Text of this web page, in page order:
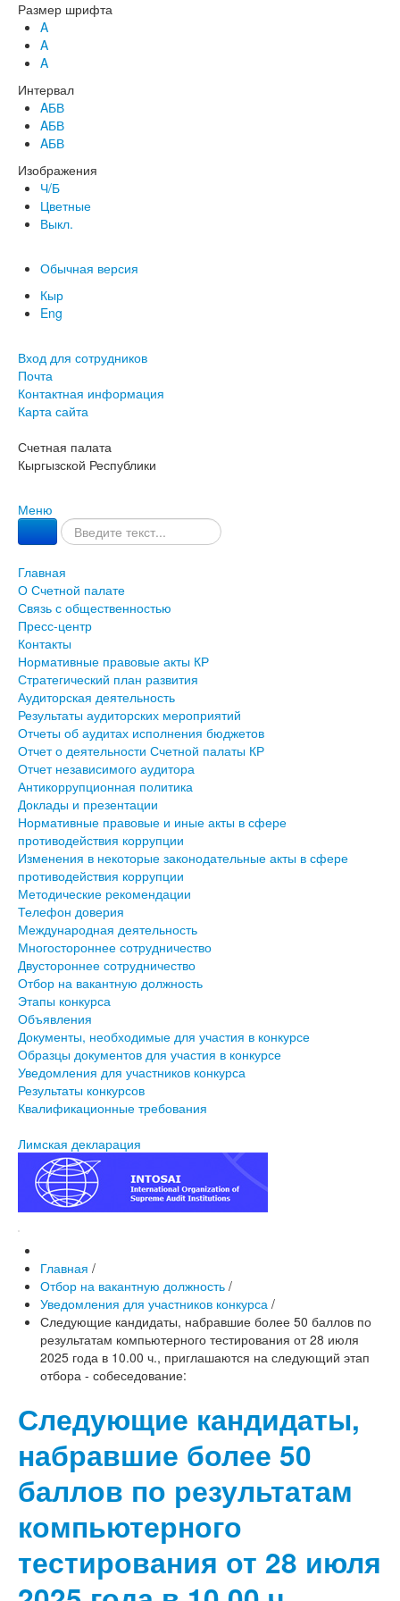
Размер шрифта
A
A
A
Интервал
AБВ
AБВ
AБВ
Изображения
Ч/Б
Цветные
Выкл.
Обычная версия
Кыр
Eng
Вход для сотрудников
Почта
Контактная информация
Карта сайта
Счетная палата
Кыргызской Республики
Меню
Главная
О Счетной палате
Связь с общественностью
Пресс-центр
Контакты
Нормативные правовые акты КР
Стратегический план развития
Аудиторская деятельность
Результаты аудиторских мероприятий
Отчеты об аудитах исполнения бюджетов
Отчет о деятельности Счетной палаты КР
Отчет независимого аудитора
Антикоррупционная политика
Доклады и презентации
Нормативные правовые и иные акты в сфере
противодействия коррупции
Изменения в некоторые законодательные акты в сфере
противодействия коррупции
Методические рекомендации
Телефон доверия
Международная деятельность
Многостороннее сотрудничество
Двустороннее сотрудничество
Отбор на вакантную должность
Этапы конкурса
Объявления
Документы, необходимые для участия в конкурсе
Образцы документов для участия в конкурсе
Уведомления для участников конкурса
Результаты конкурсов
Квалификационные требования
Лимская декларация
Главная /
Отбор на вакантную должность /
Уведомления для участников конкурса /
Следующие кандидаты, набравшие более 50 баллов по
результатам компьютерного тестирования от 28 июля
2025 года в 10.00 ч., приглашаются на следующий этап
отбора - собеседование:
Следующие кандидаты,
набравшие более 50
баллов по результатам
компьютерного
тестирования от 28 июля